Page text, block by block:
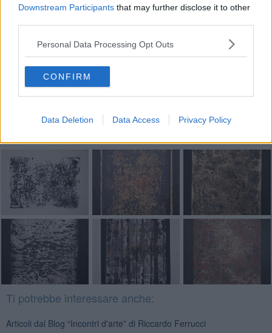
Downstream Participants that may further disclose it to other
Personal Data Processing Opt Outs
CONFIRM
Data Deletion Data Access Privacy Policy
Se vuoi leggere le notizie principali della Toscana iscriviti alla
Newsletter QUInews - ToscanaMedia.
Ti potrebbe interessare anche:
Articoli dal Blog “Incontri d'arte” di Riccardo Ferrucci